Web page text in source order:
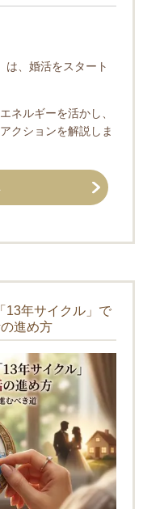
は、婚活をスタート
ネルギーを活かし、
クションを解説しま
13年サイクル」で
進め方